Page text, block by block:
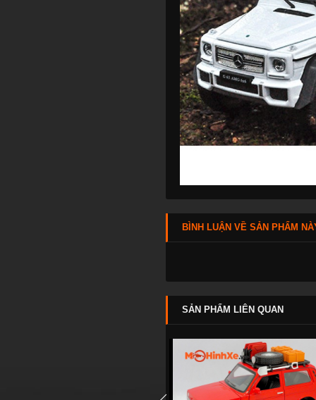
BÌNH LUẬN VỀ SẢN PHẨM
SẢN PHẨM LIÊN QUAN
prev